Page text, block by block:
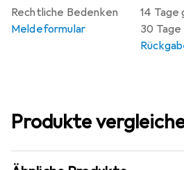
14
30
Rechtliche Bedenken
Meldeformular
Produkte